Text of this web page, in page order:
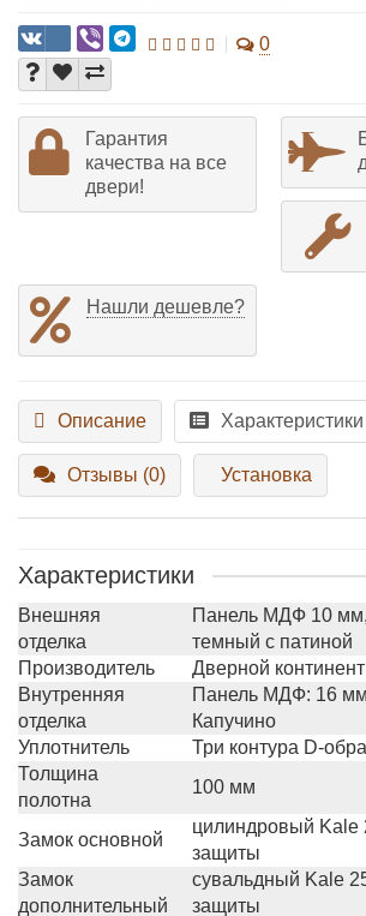
0
Гарантия
качества на все
двери!
Нашли дешевле?
Описание Характеристики
Отзывы (0) Установка
Характеристики
Внешняя
отделка
Панель МДФ 10 мм,
темный с патиной
Производитель
Дверной континент
Внутренняя
отделка
Панель МДФ: 16
Капучино
Уплотнитель
Три контура D-
Толщина
полотна
100 мм
Замок основной
цилиндровый Kale
защиты
Замок
дополнительный
сувальдный Kale
защиты